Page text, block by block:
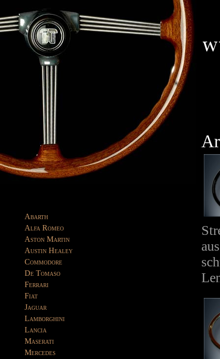
Abarth
Alfa Romeo
Aston Martin
Austin Healey
Commodore
De Tomaso
Ferrari
Fiat
Jaguar
Lamborghini
Lancia
Maserati
Mercedes